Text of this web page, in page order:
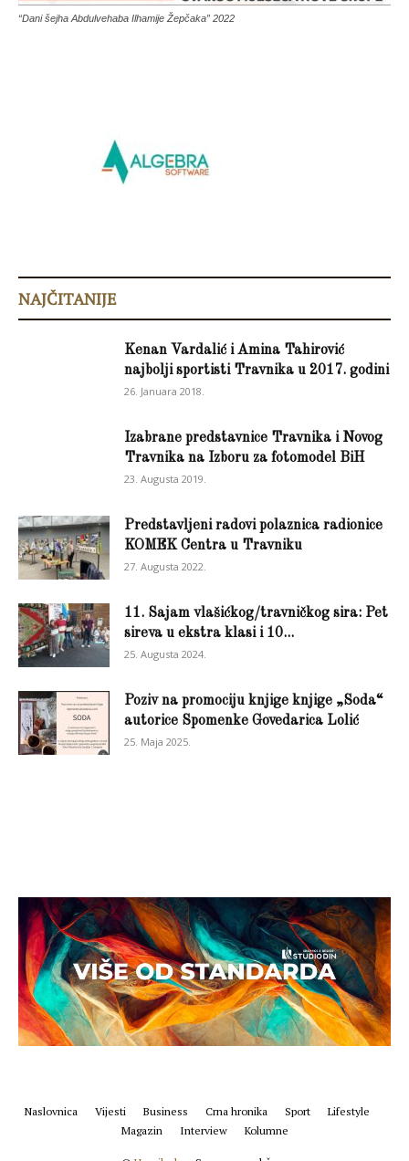
“Dani šejha Abdulvehaba Ilhamije Žepčaka” 2022
NAJČITANIJE
Kenan Vardalić i Amina Tahirović
najbolji sportisti Travnika u 2017. godini
26. Januara 2018.
Izabrane predstavnice Travnika i Novog
Travnika na Izboru za fotomodel BiH
23. Augusta 2019.
Predstavljeni radovi polaznica radionice
KOMEK Centra u Travniku
27. Augusta 2022.
11. Sajam vlašićkog/travničkog sira: Pet
sireva u ekstra klasi i 10...
25. Augusta 2024.
Poziv na promociju knjige knjige „Soda“
autorice Spomenke Govedarica Lolić
25. Maja 2025.
Naslovnica Vijesti Business Crna hronika Sport
Lifestyle
Magazin
Interview Kolumne